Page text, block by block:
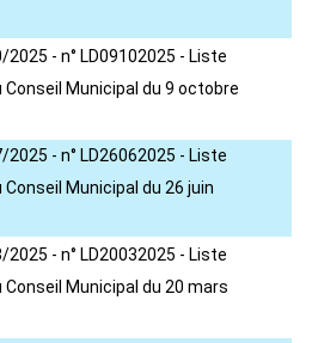
- n° LD09102025 - Liste
Municipal du 9 octobre
- n° LD26062025 - Liste
Municipal du 26 juin
- n° LD20032025 - Liste
Municipal du 20 mars